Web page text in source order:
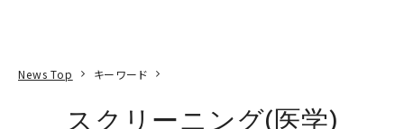
News Top キーワード
スクリーニング(医学)